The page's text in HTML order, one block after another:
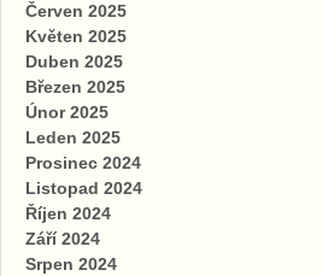
Červen 2025
Květen 2025
Duben 2025
Březen 2025
Únor 2025
Leden 2025
Prosinec 2024
Listopad 2024
Říjen 2024
Září 2024
Srpen 2024